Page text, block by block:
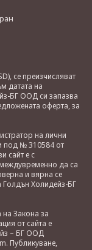
се преизчисляват
датата на
БГ ООД си запазва
оферта, за
на лични
под № 310584 от
сайт е с
да са
и вярна се
Голдън Холидейз-БГ
Закона за
от сайта е
– БГ ООД
Публикуване,